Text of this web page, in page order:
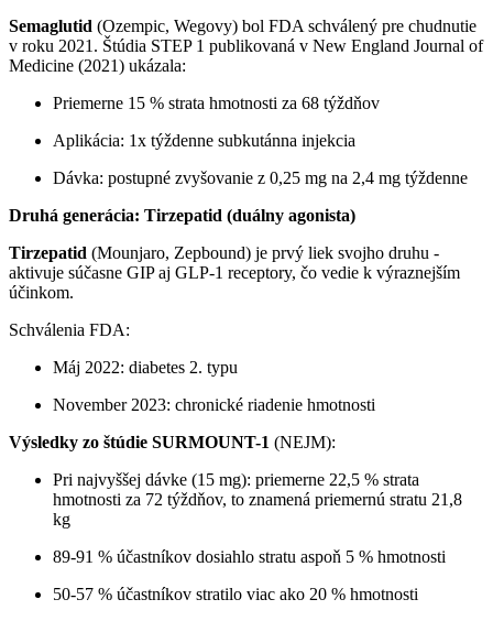
Semaglutid (Ozempic, Wegovy) bol FDA schválený pre chudnutie
v roku 2021. Štúdia STEP 1 publikovaná v New England Journal of
Medicine (2021) ukázala:
Priemerne 15 % strata hmotnosti za 68 týždňov
Aplikácia: 1x týždenne subkutánna injekcia
Dávka: postupné zvyšovanie z 0,25 mg na 2,4 mg týždenne
Druhá generácia: Tirzepatid (duálny agonista)
Tirzepatid (Mounjaro, Zepbound) je prvý liek svojho druhu -
aktivuje súčasne GIP aj GLP-1 receptory, čo vedie k výraznejším
účinkom.
Schválenia FDA:
Máj 2022: diabetes 2. typu
November 2023: chronické riadenie hmotnosti
Výsledky zo štúdie SURMOUNT-1 (NEJM):
Pri najvyššej dávke (15 mg): priemerne 22,5 % strata
hmotnosti za 72 týždňov, to znamená priemernú stratu 21,8
kg
89-91 % účastníkov dosiahlo stratu aspoň 5 % hmotnosti
50-57 % účastníkov stratilo viac ako 20 % hmotnosti